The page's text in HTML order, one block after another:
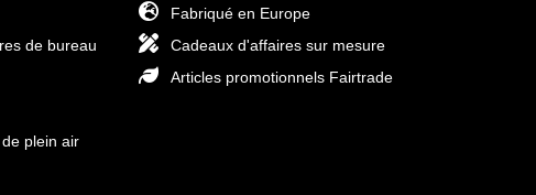
de bureau
plein air
Fabriqué en Europe
Cadeaux d'affaires sur mesure
Articles promotionnels Fairtrade